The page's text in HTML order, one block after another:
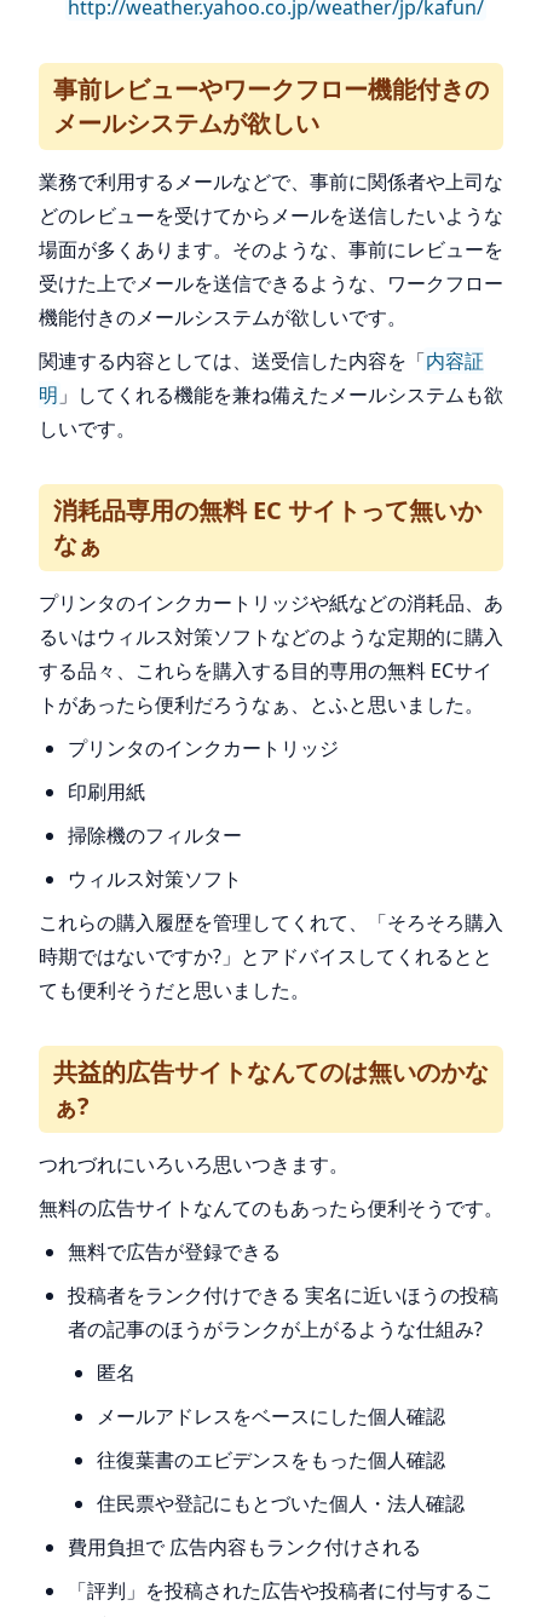
http://weather.yahoo.co.jp/weather/jp/kafun/
事前レビューやワークフロー機能付きの
メールシステムが欲しい
業務で利用するメールなどで、事前に関係者や上司な
どのレビューを受けてからメールを送信したいような
場面が多くあります。そのような、事前にレビューを
受けた上でメールを送信できるような、ワークフロー
機能付きのメールシステムが欲しいです。
関連する内容としては、送受信した内容を「内容証
明 」してくれる機能を兼ね備えたメールシステムも欲
しいです。
消耗品専用の無料 EC サイトって無いか
なぁ
プリンタのインクカートリッジや紙などの消耗品、あ
るいはウィルス対策ソフトなどのような定期的に購入
する品々、これらを購入する目的専用の無料 ECサイ
トがあったら便利だろうなぁ、とふと思いました。
プリンタのインクカートリッジ
印刷用紙
掃除機のフィルター
ウィルス対策ソフト
これらの購入履歴を管理してくれて、「そろそろ購入
時期ではないですか?」とアドバイスしてくれるとと
ても便利そうだと思いました。
共益的広告サイトなんてのは無いのかな
ぁ?
つれづれにいろいろ思いつきます。
無料の広告サイトなんてのもあったら便利そうです。
無料で広告が登録できる
投稿者をランク付けできる 実名に近いほうの投稿
者の記事のほうがランクが上がるような仕組み?
匿名
メールアドレスをベースにした個人確認
往復葉書のエビデンスをもった個人確認
住民票や登記にもとづいた個人・法人確認
費用負担で 広告内容もランク付けされる
「評判」を投稿された広告や投稿者に付与するこ